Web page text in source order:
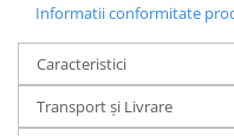
Informatii conformitate
Caracteristici
Transport și Livrare